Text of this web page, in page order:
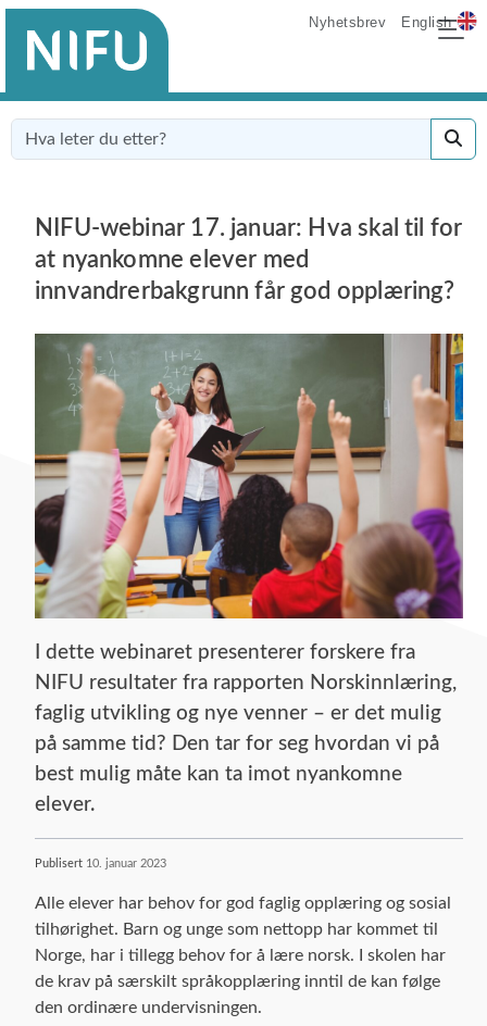
Nyhetsbrev English
NIFU-webinar 17. januar: Hva skal til for
at nyankomne elever med
innvandrerbakgrunn får god opplæring?
I dette webinaret presenterer forskere fra
NIFU resultater fra rapporten Norskinnlæring,
faglig utvikling og nye venner – er det mulig
på samme tid? Den tar for seg hvordan vi på
best mulig måte kan ta imot nyankomne
elever.
Publisert 10. januar 2023
Alle elever har behov for god faglig opplæring og sosial
tilhørighet. Barn og unge som nettopp har kommet til
Norge, har i tillegg behov for å lære norsk. I skolen har
de krav på særskilt språkopplæring inntil de kan følge
den ordinære undervisningen.